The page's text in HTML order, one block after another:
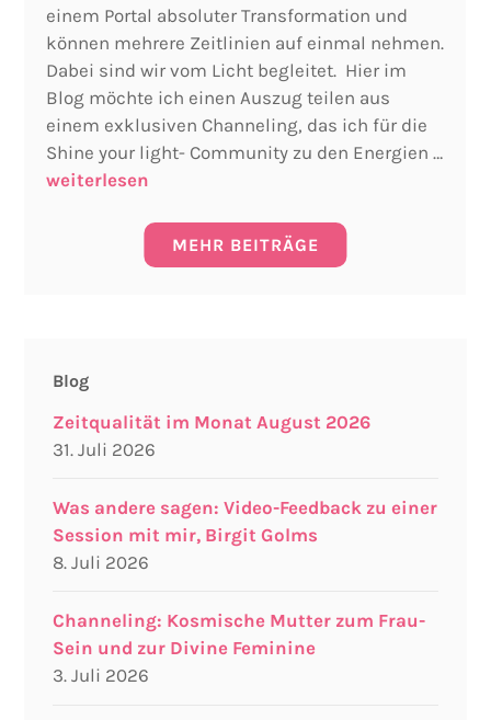
einem Portal absoluter Transformation und
können mehrere Zeitlinien auf einmal nehmen.
Dabei sind wir vom Licht begleitet. Hier im
Blog möchte ich einen Auszug teilen aus
einem exklusiven Channeling, das ich für die
Shine your light- Community zu den Energien …
weiterlesen
MEHR BEITRÄGE
Blog
Zeitqualität im Monat August 2026
31. Juli 2026
Was andere sagen: Video-Feedback zu einer
Session mit mir, Birgit Golms
8. Juli 2026
Channeling: Kosmische Mutter zum Frau-
Sein und zur Divine Feminine
3. Juli 2026